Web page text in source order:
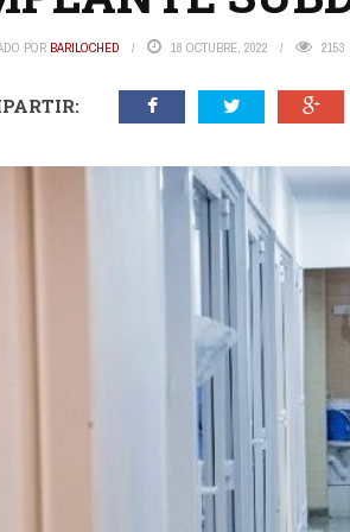
POR BARILOCHED 18 OCTUBRE, 2022 2153